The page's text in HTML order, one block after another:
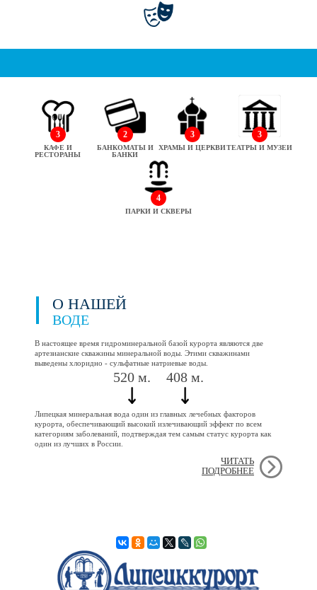
3
КАФЕ И
РЕСТОРАНЫ
2
БАНКОМАТЫ И
БАНКИ
3
ХРАМЫ И ЦЕРКВИ
3
ТЕАТРЫ И МУЗЕИ
4
ПАРКИ И СКВЕРЫ
О НАШЕЙ
ВОДЕ
В настоящее время гидроминеральной базой курорта являются две
артезианские скважины минеральной воды. Этими скважинами
выведены хлоридно - сульфатные натриевые воды.
520 м. 408 м.
Липецкая минеральная вода один из главных лечебных факторов
курорта, обеспечивающий высокий излечивающий эффект по всем
категориям заболеваний, подтверждая тем самым статус курорта как
один из лучших в России.
ЧИТАТЬ
ПОДРОБНЕЕ